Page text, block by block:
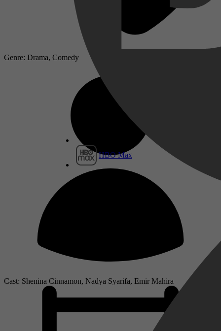
HBO Max
Genre: Drama, Comedy
Cast: Shenina Cinnamon, Nadya Syarifa, Emir Mahira